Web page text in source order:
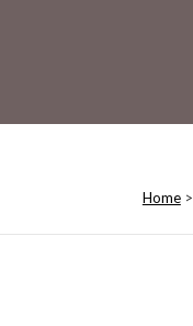
Home>